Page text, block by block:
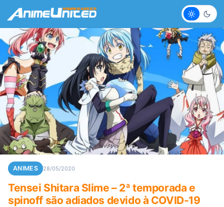
Claro
ANIMES 28/05/2020
Tensei Shitara Slime – 2ª temporada e
spinoff são adiados devido à COVID-19